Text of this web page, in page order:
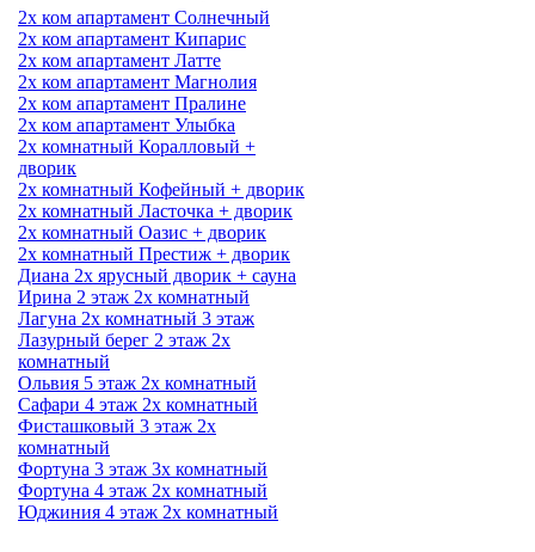
2х ком апартамент Солнечный
2х ком апартамент Кипарис
2х ком апартамент Латте
2х ком апартамент Магнолия
2х ком апартамент Пралине
2х ком апартамент Улыбка
2х комнатный Коралловый +
дворик
2х комнатный Кофейный + дворик
2х комнатный Ласточка + дворик
2х комнатный Оазис + дворик
2х комнатный Престиж + дворик
Диана 2х ярусный дворик + сауна
Ирина 2 этаж 2х комнатный
Лагуна 2х комнатный 3 этаж
Лазурный берег 2 этаж 2х
комнатный
Ольвия 5 этаж 2х комнатный
Сафари 4 этаж 2х комнатный
Фисташковый 3 этаж 2х
комнатный
Фортуна 3 этаж 3х комнатный
Фортуна 4 этаж 2х комнатный
Юджиния 4 этаж 2х комнатный